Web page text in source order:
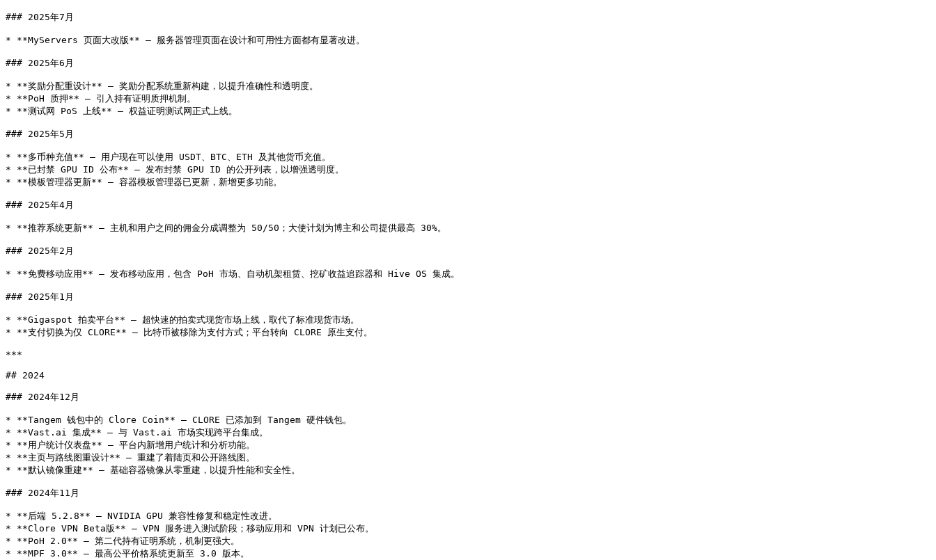
### 2025年7月
* **MyServers 页面大改版** — 服务器管理页面在设计和可用性方面都有显著改进。
### 2025年6月
* **奖励分配重设计** — 奖励分配系统重新构建，以提升准确性和透明度。
* **PoH 质押** — 引入持有证明质押机制。
* **测试网 PoS 上线** — 权益证明测试网正式上线。
### 2025年5月
* **多币种充值** — 用户现在可以使用 USDT、BTC、ETH 及其他货币充值。
* **已封禁 GPU ID 公布** — 发布封禁 GPU ID 的公开列表，以增强透明度。
* **模板管理器更新** — 容器模板管理器已更新，新增更多功能。
### 2025年4月
* **推荐系统更新** — 主机和用户之间的佣金分成调整为 50/50；大使计划为博主和公司提供最高 30%。
### 2025年2月
* **免费移动应用** — 发布移动应用，包含 PoH 市场、自动机架租赁、挖矿收益追踪器和 Hive OS 集成。
### 2025年1月
* **Gigaspot 拍卖平台** — 超快速的拍卖式现货市场上线，取代了标准现货市场。
* **支付切换为仅 CLORE** — 比特币被移除为支付方式；平台转向 CLORE 原生支付。
***
## 2024
### 2024年12月
* **Tangem 钱包中的 Clore Coin** — CLORE 已添加到 Tangem 硬件钱包。
* **Vast.ai 集成** — 与 Vast.ai 市场实现跨平台集成。
* **用户统计仪表盘** — 平台内新增用户统计和分析功能。
* **主页与路线图重设计** — 重建了着陆页和公开路线图。
* **默认镜像重建** — 基础容器镜像从零重建，以提升性能和安全性。
### 2024年11月
* **后端 5.2.8** — NVIDIA GPU 兼容性修复和稳定性改进。
* **Clore VPN Beta版** — VPN 服务进入测试阶段；移动应用和 VPN 计划已公布。
* **PoH 2.0** — 第二代持有证明系统，机制更强大。
* **MPF 3.0** — 最高公平价格系统更新至 3.0 版本。